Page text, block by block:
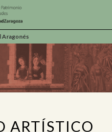
Aragonés
ARTÍSTICO